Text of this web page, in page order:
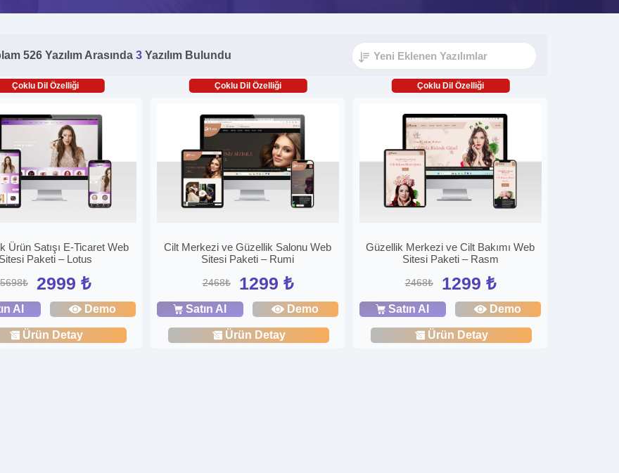
526 Yazılım Arasında 3 Yazılım Bulundu
Çoklu Dil Özelliği
Ürün Satışı E-Ticaret Web
Sitesi Paketi – Lotus
5698₺ 2999 ₺
Al Demo
Ürün Detay
Çoklu Dil Özelliği
Cilt Merkezi ve Güzellik Salonu Web
Sitesi Paketi – Rumi
2468₺ 1299 ₺
Satın Al Demo
Ürün Detay
Çoklu Dil Özelliği
Güzellik Merkezi ve Cilt Bakımı Web
Sitesi Paketi – Rasm
2468₺ 1299 ₺
Satın Al Demo
Ürün Detay